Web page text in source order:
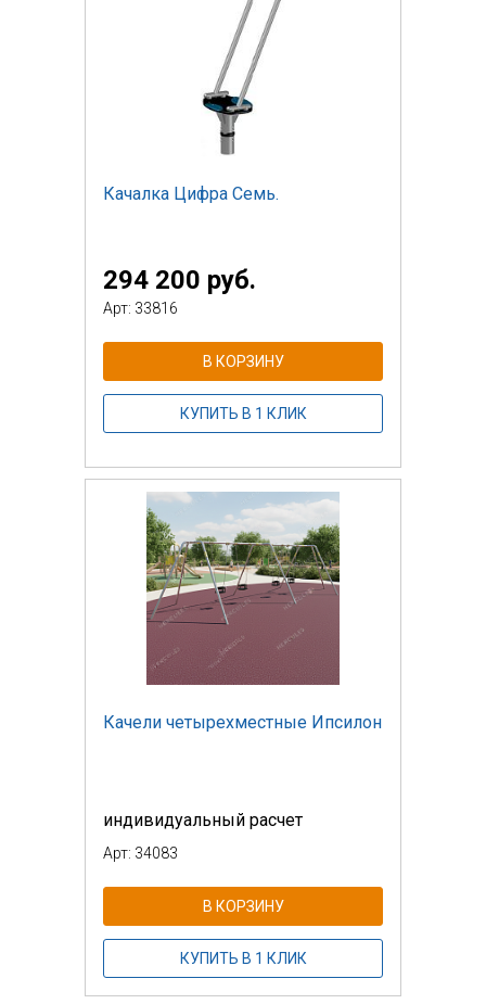
Качалка Цифра Семь.
294 200 руб.
Арт: 33816
В КОРЗИНУ
КУПИТЬ В 1 КЛИК
Качели четырехместные Ипсилон
индивидуальный расчет
Арт: 34083
В КОРЗИНУ
КУПИТЬ В 1 КЛИК